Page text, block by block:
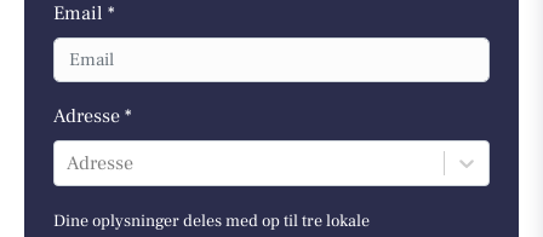
Email *
Adresse *
Adresse
Dine oplysninger deles med op til tre lokale